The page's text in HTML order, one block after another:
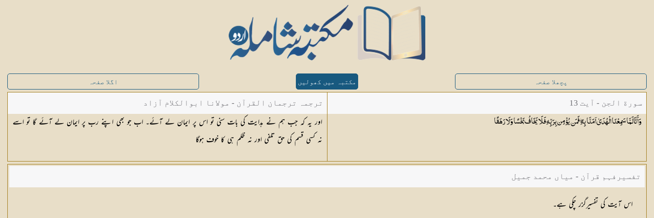
پچھلا صفحہ مکتبہ میں کھولیں اگلا صفحہ
سورة الجن - آیت 13
وَأَنَّا لَمَّا سَمِعْنَا الْهُدَىٰ آمَنَّا بِهِ ۖ فَمَن يُؤْمِن بِرَبِّهِ فَلَا يَخَافُ بَخْسًا وَلَارَهَقًا
ترجمہ ترجمان القرآن - مولانا ابوالکلام آزاد
اور یہ کہ جب ہم نے ہدایت کی بات سنی تو اس پر ایمان لے آئے۔ اب جو بھی اپنے رب پر ایمان لے آئے گا تو اسے
نہ کسی قسم کی حق تلفی اور نہ ظلم ہی کا خوف ہوگا
تفسیرفہم قرآن - میاں محمد جمیل
اس آیت کی تفسیرگزر چکی ہے۔